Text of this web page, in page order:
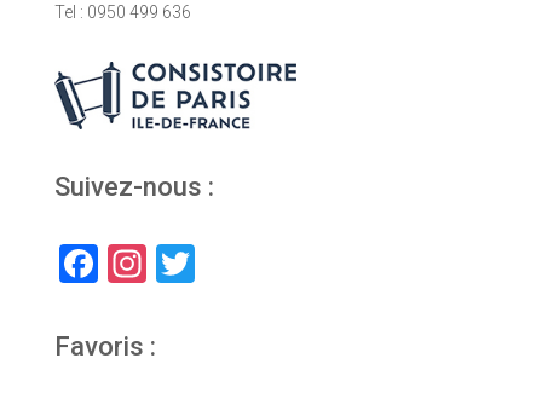
Tel : 0950 499 636
Suivez-nous :
F
c
In
a
Favoris :